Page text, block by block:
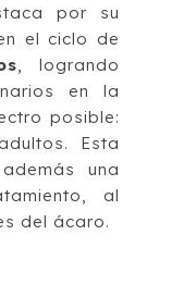
por su
el ciclo de
, logrando
en la
posible:
Esta
una
al
del ácaro.